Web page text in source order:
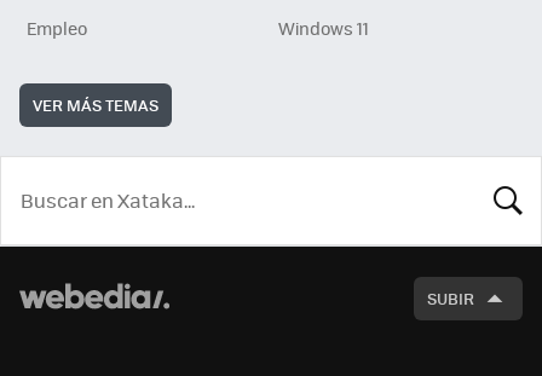
Empleo
Windows 11
VER MÁS TEMAS
SUBIR